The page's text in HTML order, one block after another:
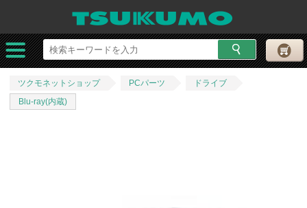
ツクモネットショップ PCパーツ
ドライブ
Blu-ray(内蔵)